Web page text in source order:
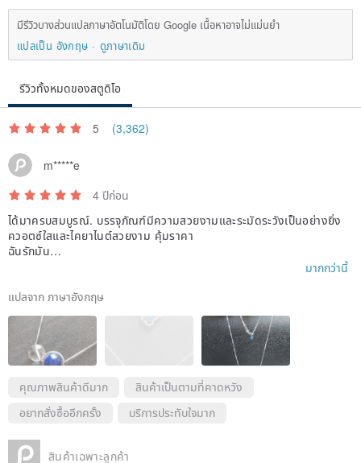
----------------
< Packaging >
* Gift box
* White crystal stone
* Maintenance card
Color of the Gift box will be sent by random. Please tell us if you
----------------
< Use and maintenance >
it is not possible to have each bracelet to be 100% identical to the
มีรีวิวบางส่วนแปลภาษาอัตโนมัติโดย Google เนื้อหาอาจไม่แม่นยำ
แปลเป็น อังกฤษ
ดูภาษาเดิม
รีวิวทั้งหมดของสตูดิโอ
5 (3,362)
m*****e
4 ปีก่อน
ได้มาครบสมบูรณ์. บรรจุภัณฑ์มีความสวยงามและระมัดระวังเป็นอย่างยิ่ง
ควอตซ์ใสและไคยาไนต์สวยงาม คุ้มราคา
ฉันรักมัน
ากคุณ
มากกว่านี้
แปลจาก ภาษาอังกฤษ
คุณภาพสินค้าดีมาก
สินค้าเป็นตามที่คาดหวัง
อยากสั่งซื้ออีกครั้ง
บริการประทับใจมาก
สินค้าเฉพาะลูกค้า